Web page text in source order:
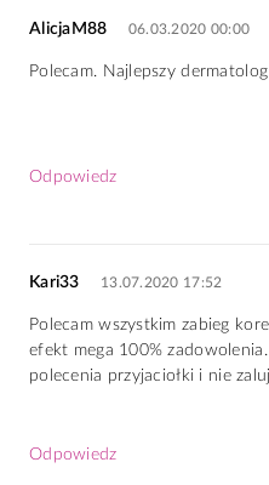
AlicjaM88 06.03.2020 00:00
Polecam. Najlepszy
Odpowiedz
Kari33 13.07.2020 17:52
Polecam wszystkim zabieg
efekt mega 100%
polecenia przyjaciołki i nie
Odpowiedz